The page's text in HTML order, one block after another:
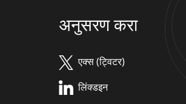
अनुसरण करा
एक्स (ट्विटर)
लिंक्डइन